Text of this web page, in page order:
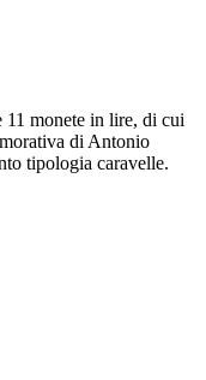
11 monete in lire, di cui
di Antonio
tipologia caravelle.